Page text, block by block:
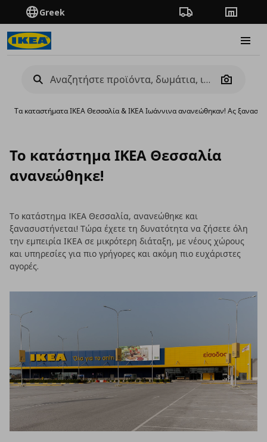
Greek Πορεία παραγγελίας
Camera
Τα καταστήματα ΙΚΕΑ Θεσσαλία & ΙΚΕΑ Ιωάννινα ανανεώθηκαν! Ας
Το κατάστημα ΙΚΕΑ Θεσσαλία
ανανεώθηκε!
Το κατάστημα IKEA Θεσσαλία, ανανεώθηκε και
ξανασυστήνεται! Τώρα έχετε τη δυνατότητα να ζήσετε όλη
την εμπειρία ΙΚΕΑ σε μικρότερη διάταξη, με νέους χώρους
και υπηρεσίες για πιο γρήγορες και ακόμη πιο ευχάριστες
αγορές.